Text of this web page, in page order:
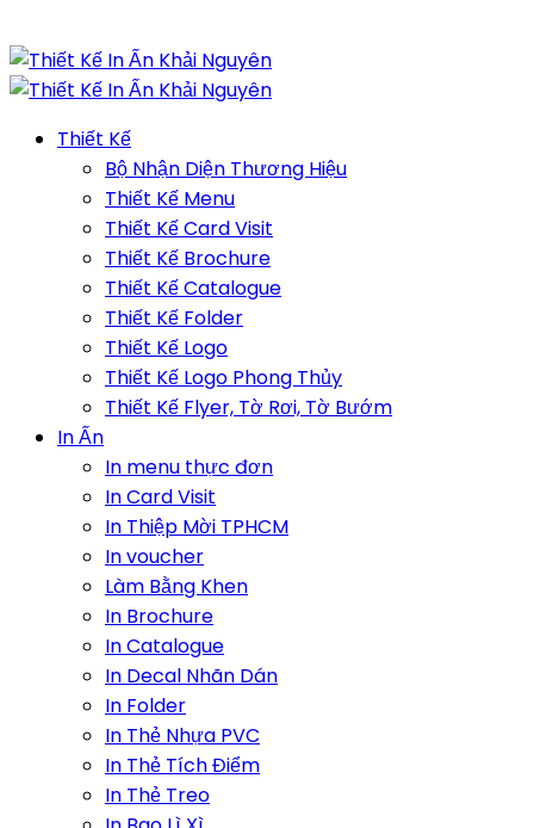
Thiết Kế
Bộ Nhận Diện Thương Hiệu
Thiết Kế Menu
Thiết Kế Card Visit
Thiết Kế Brochure
Thiết Kế Catalogue
Thiết Kế Folder
Thiết Kế Logo
Thiết Kế Logo Phong Thủy
Thiết Kế Flyer, Tờ Rơi, Tờ Bướm
In Ấn
In menu thực đơn
In Card Visit
In Thiệp Mời TPHCM
In voucher
Làm Bằng Khen
In Brochure
In Catalogue
In Decal Nhãn Dán
In Folder
In Thẻ Nhựa PVC
In Thẻ Tích Điểm
In Thẻ Treo